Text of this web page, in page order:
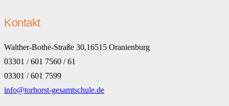
Kontakt
Walther-Bothe-Straße 30,16515 Oranienburg
03301 / 601 7560 / 61
03301 / 601 7599
info@torhorst-gesamtschule.de